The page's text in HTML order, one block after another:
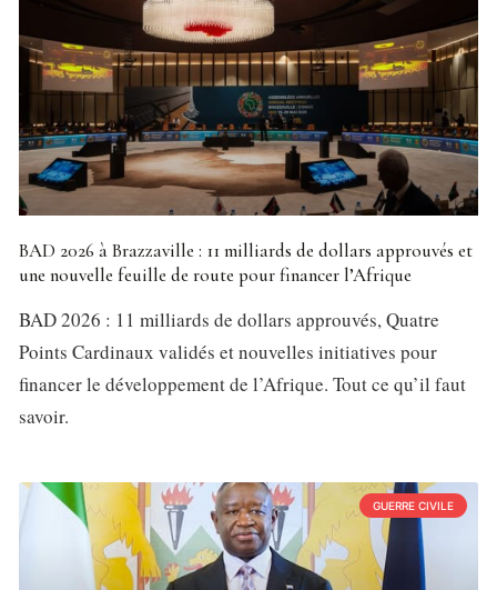
BAD 2026 à Brazzaville : 11 milliards de dollars approuvés et
une nouvelle feuille de route pour financer l’Afrique
BAD 2026 : 11 milliards de dollars approuvés, Quatre
Points Cardinaux validés et nouvelles initiatives pour
financer le développement de l’Afrique. Tout ce qu’il faut
savoir.
GUERRE CIVILE